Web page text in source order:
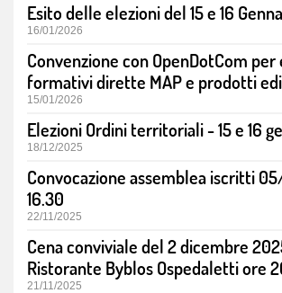
Esito delle elezioni del 15 e 16
16/01/2026
Convenzione con OpenDotCom
formativi dirette MAP e prodotti
15/01/2026
Elezioni Ordini territoriali - 15 e 16
18/12/2025
Convocazione assemblea iscritti
16.30
22/11/2025
Cena conviviale del 2 dicembre
Ristorante Byblos Ospedaletti ore
21/11/2025